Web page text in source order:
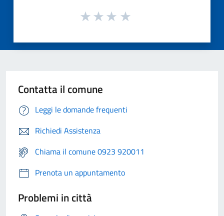
Contatta il comune
Leggi le domande frequenti
Richiedi Assistenza
Chiama il comune 0923 920011
Prenota un appuntamento
Problemi in città